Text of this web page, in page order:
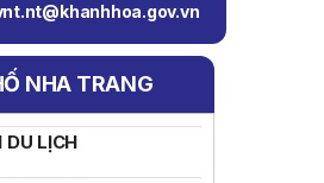
NHA TRANG
DU LỊCH